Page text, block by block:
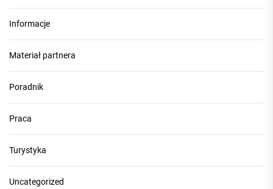
Informacje
Materiał partnera
Poradnik
Praca
Turystyka
Uncategorized